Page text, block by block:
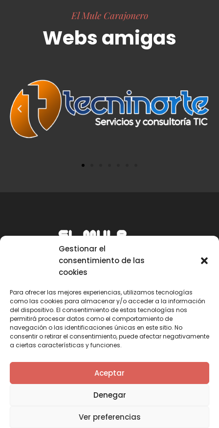
Gestionar el
consentimiento de las
cookies
Para ofrecer las mejores experiencias, utilizamos tecnologías
como las cookies para almacenar y/o acceder a la información
del dispositivo. El consentimiento de estas tecnologías nos
permitirá procesar datos como el comportamiento de
navegación o las identificaciones únicas en este sitio. No
consentir o retirar el consentimiento, puede afectar negativamente
a ciertas características y funciones.
Aceptar
Denegar
Ver preferencias
El Mule Carajonero
Webs amigas
Email
mule@mulecarajonero.com
Síguenos en redes sociales
a
T
w
i
t
e
Y
o
u
t
b
n